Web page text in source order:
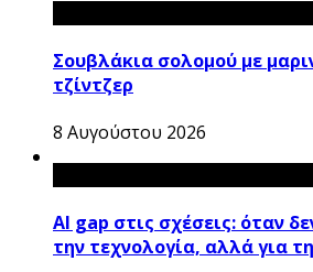
Σουβλάκια σολομού με
τζίντζερ
8 Αυγούστου 2026
AI gap στις σχέσεις: όταν
την τεχνολογία, αλλά για